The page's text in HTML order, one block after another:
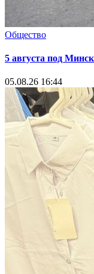
Общество
5 августа под
05.08.26 16:44